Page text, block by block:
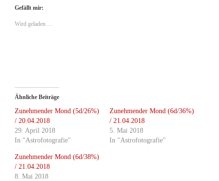
Gefällt mir:
Wird geladen …
Ähnliche Beiträge
Zunehmender Mond (5d/26%)
/ 20.04.2018
29. April 2018
In "Astrofotografie"
Zunehmender Mond (6d/36%)
/ 21.04.2018
5. Mai 2018
In "Astrofotografie"
Zunehmender Mond (6d/38%)
/ 21.04.2018
8. Mai 2018